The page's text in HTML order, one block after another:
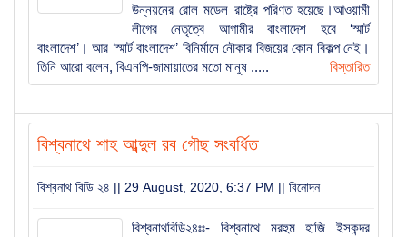
বিশ্বনাথে ৩ সাংবাদিক সংগঠনের যৌথ সভা
বিশ্বনাথে সাংবাদিকদের সাথেে উপজেলা নির্বাহী কর্মকর্তার মতবিনিময়
বিশ্বনাথ অ্যাসোসিয়েশন অব কানাডা’র আহ্বায়ক কমিটি গঠন
উন্নয়নের রোল মডেল রাষ্ট্রে পরিণত হয়েছে।আওয়ামী
লীগের নেতৃত্বে আগামীর বাংলাদেশ হবে ‘স্মার্ট
বাংলাদেশ’। আর ‘স্মার্ট বাংলাদেশ’ বিনির্মানে নৌকার বিজয়ের কোন বিকল্প নেই।
তিনি আরো বলেন, বিএনপি-জামায়াতের মতো মানুষ .....
বিস্তারিত
বিশ্বনাথে শাহ আব্দুল রব গৌছ সংবর্ধিত
বিশ্বনাথ বিডি ২৪ || 29 August, 2020, 6:37 PM || বিনোদন
বিশ্বনাথবিডি২৪ঃঃ- বিশ্বনাথে মরহুম হাজি ইসকন্দর